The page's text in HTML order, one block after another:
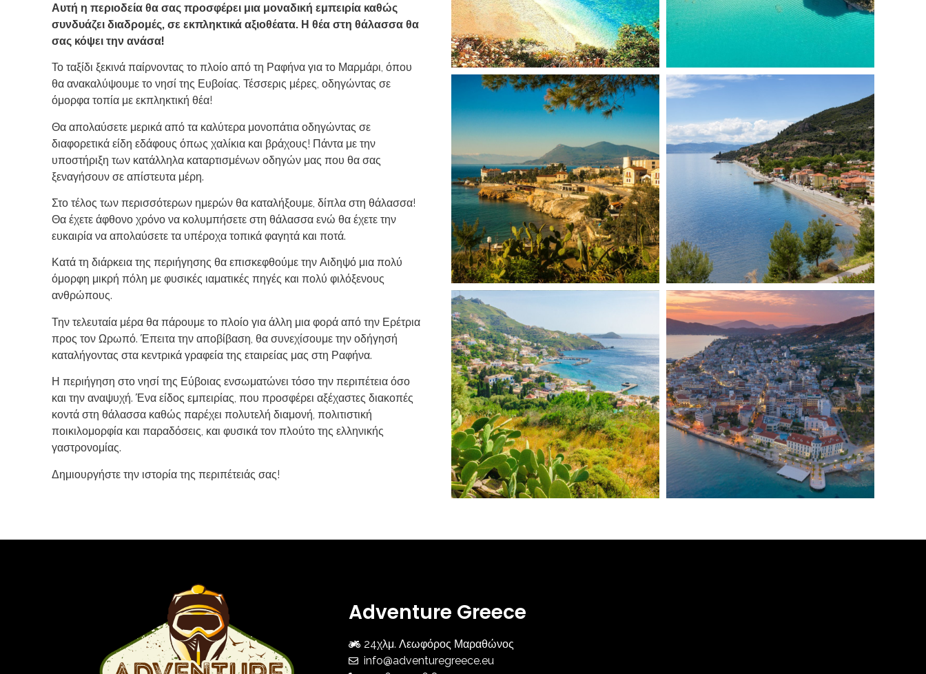
Αυτή η περιοδεία θα σας προσφέρει μια μοναδική εμπειρία καθώς
συνδυάζει διαδρομές, σε εκπληκτικά αξιοθέατα. Η θέα στη θάλασσα θα
σας κόψει την ανάσα!
Το ταξίδι ξεκινά παίρνοντας το πλοίο από τη Ραφήνα για το Μαρμάρι, όπου
θα ανακαλύψουμε το νησί της Ευβοίας. Τέσσερις μέρες, οδηγώντας σε
όμορφα τοπία με εκπληκτική θέα!
Θα απολαύσετε μερικά από τα καλύτερα μονοπάτια οδηγώντας σε
διαφορετικά είδη εδάφους όπως χαλίκια και βράχους! Πάντα με την
υποστήριξη των κατάλληλα καταρτισμένων οδηγών μας που θα σας
ξεναγήσουν σε απίστευτα μέρη.
Στο τέλος των περισσότερων ημερών θα καταλήξουμε, δίπλα στη θάλασσα!
Θα έχετε άφθονο χρόνο να κολυμπήσετε στη θάλασσα ενώ θα έχετε την
ευκαιρία να απολαύσετε τα υπέροχα τοπικά φαγητά και ποτά.
Κατά τη διάρκεια της περιήγησης θα επισκεφθούμε την Αιδηψό μια πολύ
όμορφη μικρή πόλη με φυσικές ιαματικές πηγές και πολύ φιλόξενους
ανθρώπους.
Την τελευταία μέρα θα πάρουμε το πλοίο για άλλη μια φορά από την Ερέτρια
προς τον Ωρωπό. Έπειτα την αποβίβαση, θα συνεχίσουμε την οδήγησή
καταλήγοντας στα κεντρικά γραφεία της εταιρείας μας στη Ραφήνα.
Η περιήγηση στο νησί της Εύβοιας ενσωματώνει τόσο την περιπέτεια όσο
και την αναψυχή. Ένα είδος εμπειρίας, που προσφέρει αξέχαστες διακοπές
κοντά στη θάλασσα καθώς παρέχει πολυτελή διαμονή, πολιτιστική
ποικιλομορφία και παραδόσεις, και φυσικά τον πλούτο της ελληνικής
γαστρονομίας.
Δημιουργήστε την ιστορία της περιπέτειάς σας!
Adventure Greece
24χλμ. Λεωφόρος Μαραθώνος
info@adventuregreece.eu